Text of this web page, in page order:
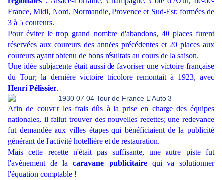
France, Midi, Nord, Normandie, Provence et Sud-Est; formées de
3 à 5 coureurs.
Pour éviter le trop grand nombre d'abandons, 40 places furent
réservées aux coureurs des années précédentes et 20 places aux
coureurs ayant obtenu de bons résultats au cours de la saison.
Une idée subjacente était aussi de favoriser une victoire française
du Tour; la dernière victoire tricolore remontait à 1923, avec
Henri Pélissier.
Afin de couvrir les frais dûs à la prise en charge des équipes
nationales, il fallut trouver des nouvelles recettes; une redevance
fut demandée aux villes étapes qui bénéficiaient de la publicité
générant de l'activité hotellière et de restauration.
Mais cette recette n'était pas suffisante, une autre piste fut
l'avènement de lacaravane publicitairequi va solutionner
l'équation comptable !